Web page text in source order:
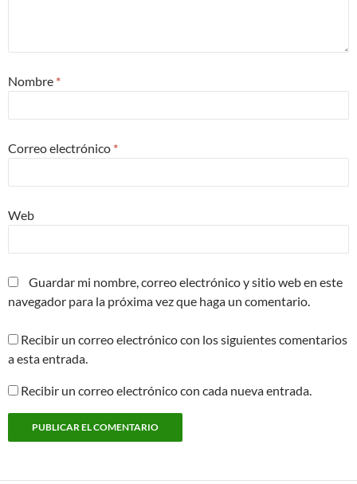
Nombre *
Correo electrónico *
Web
Guardar mi nombre, correo electrónico y sitio web en este
navegador para la próxima vez que haga un comentario.
Recibir un correo electrónico con los siguientes comentarios
a esta entrada.
Recibir un correo electrónico con cada nueva entrada.